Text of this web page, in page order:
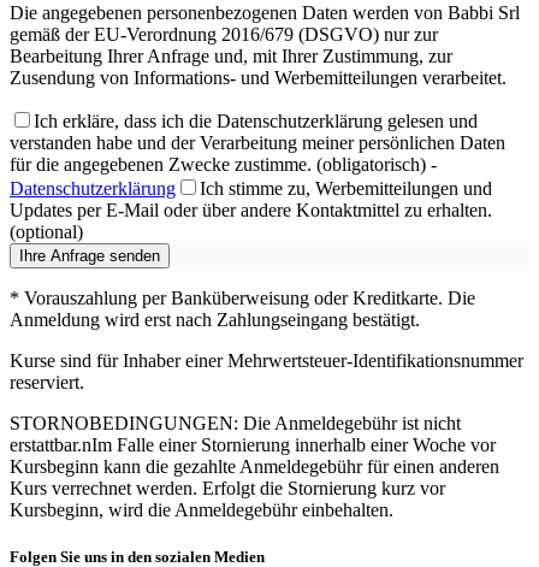
Die angegebenen personenbezogenen Daten werden von Babbi Srl
gemäß der EU-Verordnung 2016/679 (DSGVO) nur zur
Bearbeitung Ihrer Anfrage und, mit Ihrer Zustimmung, zur
Zusendung von Informations- und Werbemitteilungen verarbeitet.
Ich erkläre, dass ich die Datenschutzerklärung gelesen und
verstanden habe und der Verarbeitung meiner persönlichen Daten
für die angegebenen Zwecke zustimme. (obligatorisch) -
Datenschutzerklärung
Ich stimme zu, Werbemitteilungen und
Updates per E-Mail oder über andere Kontaktmittel zu erhalten.
(optional)
Ihre Anfrage senden
* Vorauszahlung per Banküberweisung oder Kreditkarte. Die
Anmeldung wird erst nach Zahlungseingang bestätigt.
Kurse sind für Inhaber einer Mehrwertsteuer-Identifikationsnummer
reserviert.
STORNOBEDINGUNGEN: Die Anmeldegebühr ist nicht
erstattbar.nIm Falle einer Stornierung innerhalb einer Woche vor
Kursbeginn kann die gezahlte Anmeldegebühr für einen anderen
Kurs verrechnet werden. Erfolgt die Stornierung kurz vor
Kursbeginn, wird die Anmeldegebühr einbehalten.
Folgen Sie uns in den sozialen Medien